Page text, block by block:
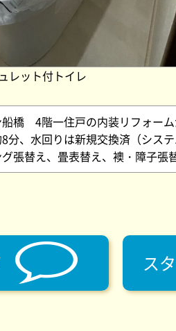
レット付トイレ
橋 4階一住戸の内装リフォー
分、水回りは新規交換済（シス
張替え、畳表替え、襖・障子張
ス